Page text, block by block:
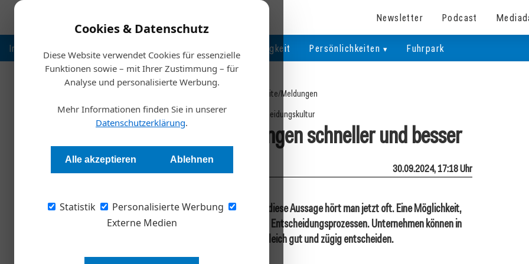
Cookies & Datenschutz
Diese Website verwendet Cookies für essenzielle
Funktionen sowie – mit Ihrer Zustimmung – für
Analyse und personalisierte Werbung.
Mehr Informationen finden Sie in unserer
Datenschutzerklärung.
Alle akzeptieren Ablehnen
Statistik
Personalisierte Werbung
Externe Medien
Newsletter Podcast
Inspiration Nachhaltigkeit Persönlichkeiten Fuhrpark
Startseite/Meldungen
Entscheidungskultur
So werden Entscheidungen schneller und besser
Anne M. Schüller 30.09.2024, 17:18 Uhr
„Wir müssen schneller und schlanker werden“, diese Aussage hört man jetzt oft. Eine Möglichkeit,
das ruckzuck in Angriff zu nehmen, liegt bei den Entscheidungsprozessen. Unternehmen können in
Zukunft nur dann erfolgreich sein, wenn sie zugleich gut und zügig entscheiden.